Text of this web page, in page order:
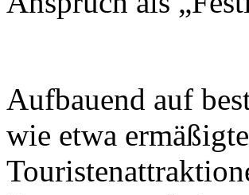
Aufbauend auf
wie etwa